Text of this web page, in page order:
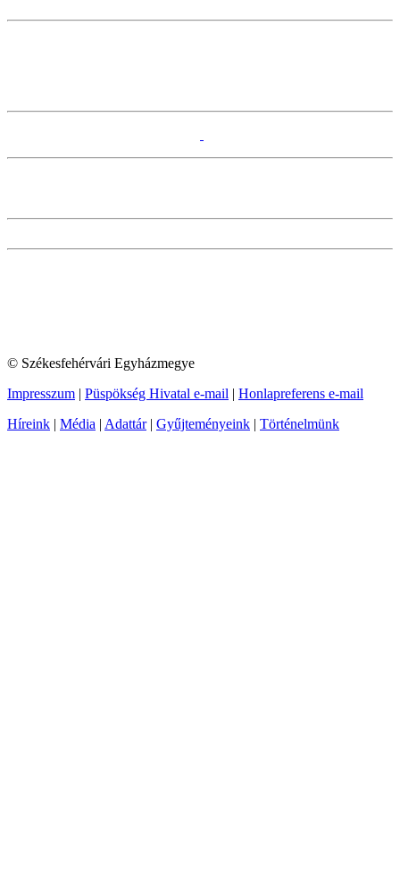
© Székesfehérvári Egyházmegye
Impresszum | Püspökség Hivatal e-mail | Honlapreferens e-mail
Híreink | Média | Adattár| Gyűjteményeink | Történelmünk